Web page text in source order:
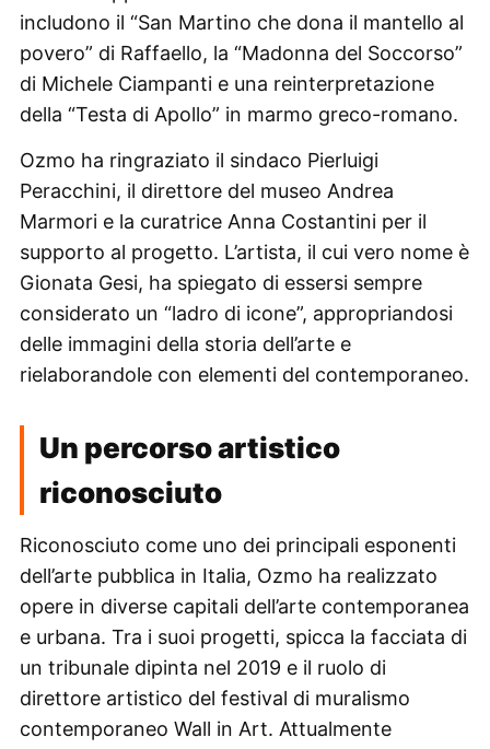
includono il “San Martino che dona il mantello al
povero” di Raffaello, la “Madonna del Soccorso”
di Michele Ciampanti e una reinterpretazione
della “Testa di Apollo” in marmo greco-romano.
Ozmo ha ringraziato il sindaco Pierluigi
Peracchini, il direttore del museo Andrea
Marmori e la curatrice Anna Costantini per il
supporto al progetto. L’artista, il cui vero nome è
Gionata Gesi, ha spiegato di essersi sempre
considerato un “ladro di icone”, appropriandosi
delle immagini della storia dell’arte e
rielaborandole con elementi del contemporaneo.
Un percorso artistico
riconosciuto
Riconosciuto come uno dei principali esponenti
dell’arte pubblica in Italia, Ozmo ha realizzato
opere in diverse capitali dell’arte contemporanea
e urbana. Tra i suoi progetti, spicca la facciata di
un tribunale dipinta nel 2019 e il ruolo di
direttore artistico del festival di muralismo
contemporaneo Wall in Art. Attualmente